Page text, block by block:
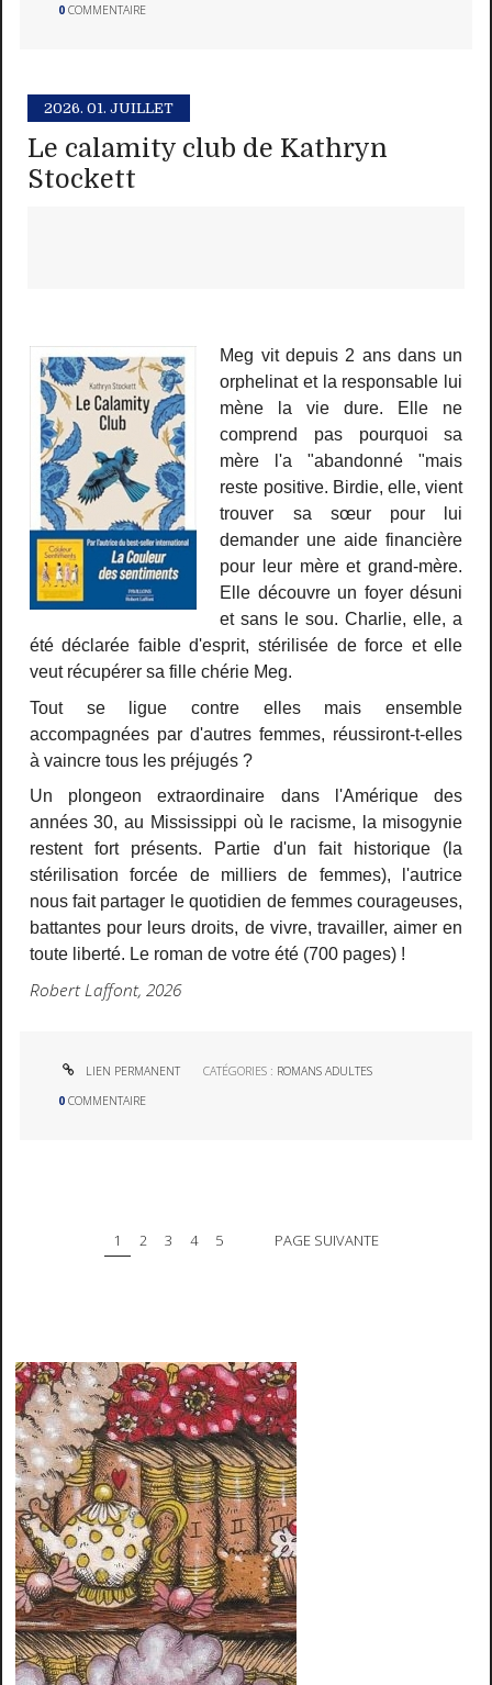
0 COMMENTAIRE
2026. 01. JUILLET
Le calamity club de Kathryn
Stockett
Meg vit depuis 2 ans dans un
orphelinat et la responsable lui
mène la vie dure. Elle ne
comprend pas pourquoi sa
mère l'a "abandonné "mais
reste positive. Birdie, elle, vient
trouver sa sœur pour lui
demander une aide financière
pour leur mère et grand-mère.
Elle découvre un foyer désuni
et sans le sou. Charlie, elle, a
été déclarée faible d'esprit, stérilisée de force et elle
veut récupérer sa fille chérie Meg.
Tout se ligue contre elles mais ensemble
accompagnées par d'autres femmes, réussiront-t-elles
à vaincre tous les préjugés ?
Un plongeon extraordinaire dans l'Amérique des
années 30, au Mississippi où le racisme, la misogynie
restent fort présents. Partie d'un fait historique (la
stérilisation forcée de milliers de femmes), l'autrice
nous fait partager le quotidien de femmes courageuses,
battantes pour leurs droits, de vivre, travailler, aimer en
toute liberté. Le roman de votre été (700 pages) !
Robert Laffont, 2026
LIEN PERMANENT CATÉGORIES : ROMANS ADULTES
0 COMMENTAIRE
1 2 3 4 5 PAGE SUIVANTE